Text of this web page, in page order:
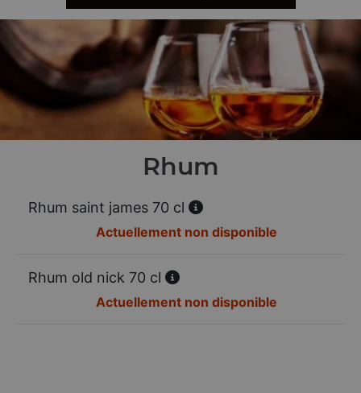
Rhum
Rhum saint james 70 cl
Actuellement non disponible
Rhum old nick 70 cl
Actuellement non disponible